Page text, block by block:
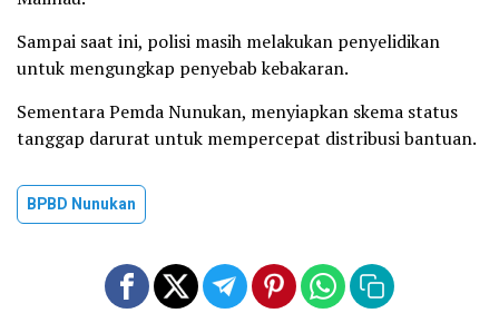
Sampai saat ini, polisi masih melakukan penyelidikan
untuk mengungkap penyebab kebakaran.
Sementara Pemda Nunukan, menyiapkan skema status
tanggap darurat untuk mempercepat distribusi bantuan.
BPBD Nunukan